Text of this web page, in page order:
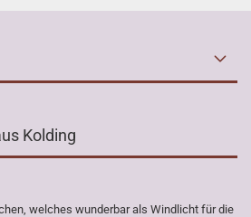
Kolding
welches wunderbar als Windlicht für die